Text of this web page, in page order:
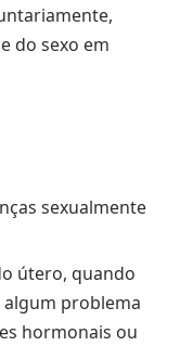
do sexo em
sexualmente
útero, quando
algum problema
hormonais ou